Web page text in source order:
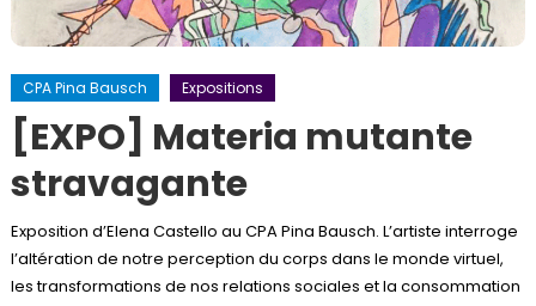
CPA Pina Bausch Expositions
[EXPO] Materia mutante
stravagante
Exposition d’Elena Castello au CPA Pina Bausch. L’artiste interroge
l’altération de notre perception du corps dans le monde virtuel,
les transformations de nos relations sociales et la consommation